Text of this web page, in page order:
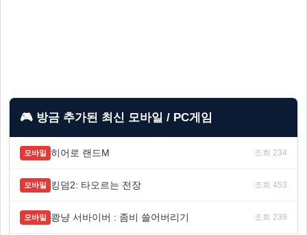
🎮 방금 추가된 최신 모바일 / PC게임
모바일 히어로 랜드M 조회 234
모바일 킹덤2: 타오르는 전장 조회 453
모바일 쾅냥 서바이버 : 좀비 쓸어버리기 조회 239